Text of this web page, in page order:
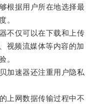
据用户所在地选择最
。
仅可以在下载和上传
视频流媒体等内容的加
。
速器还注重用户隐私
网数据传输过程中不